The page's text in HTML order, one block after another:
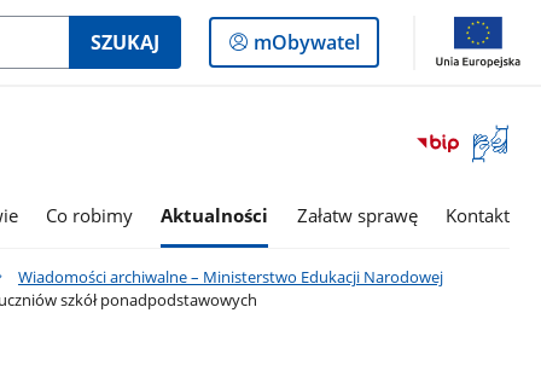
SZUKAJ
Logowanie
do
mObywatel
Otwórz
okno
Co robimy Aktualności Załatw sprawę Kontakt
Wiadomości archiwalne – Ministerstwo Edukacji Narodowej
szkół ponadpodstawowych